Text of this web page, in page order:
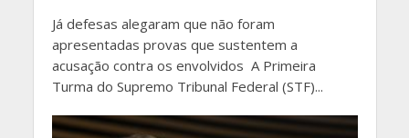
Já defesas alegaram que não foram
apresentadas provas que sustentem a
acusação contra os envolvidos A Primeira
Turma do Supremo Tribunal Federal (STF)...